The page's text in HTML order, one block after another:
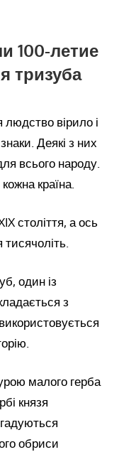
100-летие
тризуба
людство вірило і
Деякі з них
всього народу.
країна.
століття, а ось
один із
з
малого герба
князя
обриси